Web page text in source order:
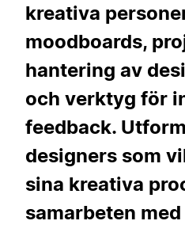
kreativa
moodboards,
hantering av
och verktyg för
feedback.
designers som
sina kreativa
samarbeten